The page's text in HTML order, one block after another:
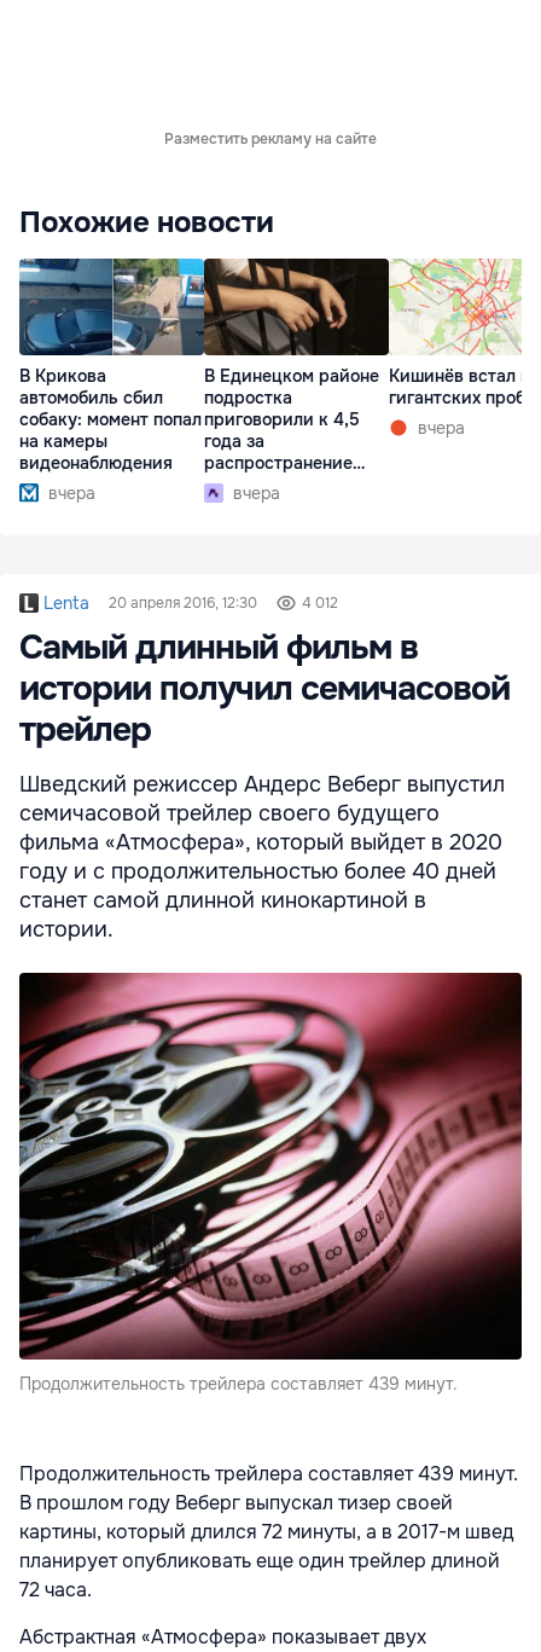
Разместить рекламу на сайте
Похожие новости
В Крикова
автомобиль сбил
собаку: момент попал
на камеры
видеонаблюдения
вчера
В Единецком районе
подростка
приговорили к 4,5
года за
распространение
наркотиков
вчера
Кишинёв встал в
гигантских
вчера
Lenta 20 апреля 2016, 12:30 4 012
Самый длинный фильм в
истории получил семичасовой
трейлер
Шведский режиссер Андерс Веберг выпустил
семичасовой трейлер своего будущего
фильма «Атмосфера», который выйдет в 2020
году и с продолжительностью более 40 дней
станет самой длинной кинокартиной в
истории.
Продолжительность трейлера составляет 439 минут.
Продолжительность трейлера составляет 439 минут.
В прошлом году Веберг выпускал тизер своей
картины, который длился 72 минуты, а в 2017-м швед
планирует опубликовать еще один трейлер длиной
72 часа.
Абстрактная «Атмосфера» показывает двух